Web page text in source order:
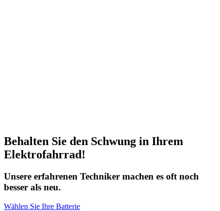
Behalten Sie den Schwung in Ihrem
Elektrofahrrad!
Unsere erfahrenen Techniker machen es oft noch
besser als neu.
Wählen Sie Ihre Batterie